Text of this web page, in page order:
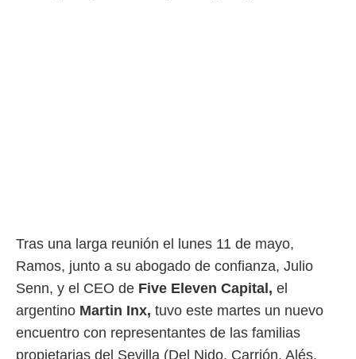
posible
traten tus
en
interés
a lo que
Para
su
Tras una larga reunión el lunes 11 de mayo,
Ramos, junto a su abogado de confianza, Julio
Senn, y el CEO de Five Eleven Capital, el
argentino Martin Inx, tuvo este martes un nuevo
encuentro con representantes de las familias
propietarias del Sevilla (Del Nido, Carrión, Alés,